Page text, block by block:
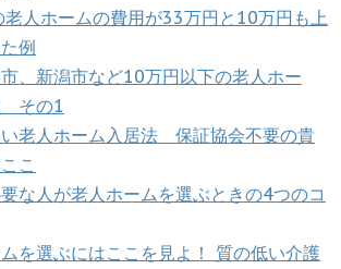
老人ホームの費用が33万円と10万円も上
例
、新潟市など10万円以下の老人ホー
その1
老人ホーム入居法 保証協会不要の貴
こ
な人が老人ホームを選ぶときの4つのコ
を選ぶにはここを見よ！ 質の低い介護